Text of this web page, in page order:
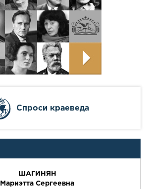
Cпроси краеведа
ШАГИНЯН
Мариэтта Сергеевна